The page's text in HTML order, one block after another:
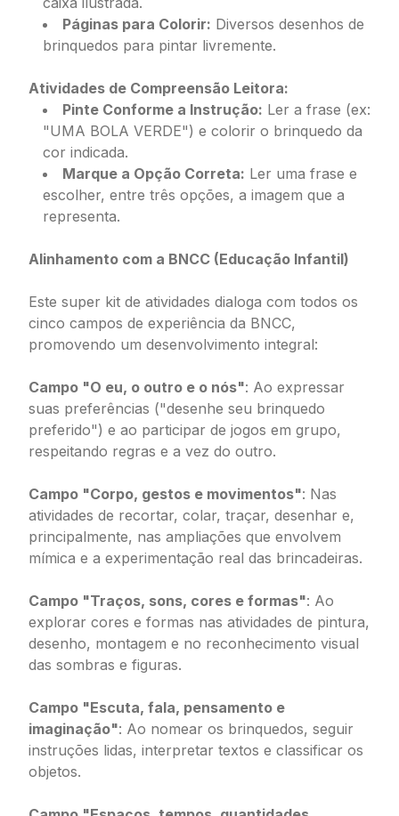
Páginas para Colorir: Diversos desenhos de
brinquedos para pintar livremente.
Atividades de Compreensão Leitora:
Pinte Conforme a Instrução: Ler a frase (ex:
"UMA BOLA VERDE") e colorir o brinquedo da
cor indicada.
Marque a Opção Correta: Ler uma frase e
escolher, entre três opções, a imagem que a
representa.
Alinhamento com a BNCC (Educação Infantil)
Este super kit de atividades dialoga com todos os
cinco campos de experiência da BNCC,
promovendo um desenvolvimento integral:
Campo "O eu, o outro e o nós": Ao expressar
suas preferências ("desenhe seu brinquedo
preferido") e ao participar de jogos em grupo,
respeitando regras e a vez do outro.
Campo "Corpo, gestos e movimentos": Nas
atividades de recortar, colar, traçar, desenhar e,
principalmente, nas ampliações que envolvem
mímica e a experimentação real das brincadeiras.
Campo "Traços, sons, cores e formas": Ao
explorar cores e formas nas atividades de pintura,
desenho, montagem e no reconhecimento visual
das sombras e figuras.
Campo "Escuta, fala, pensamento e
imaginação": Ao nomear os brinquedos, seguir
instruções lidas, interpretar textos e classificar os
objetos.